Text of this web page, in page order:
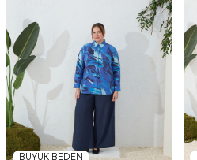
BÜYÜK BEDEN